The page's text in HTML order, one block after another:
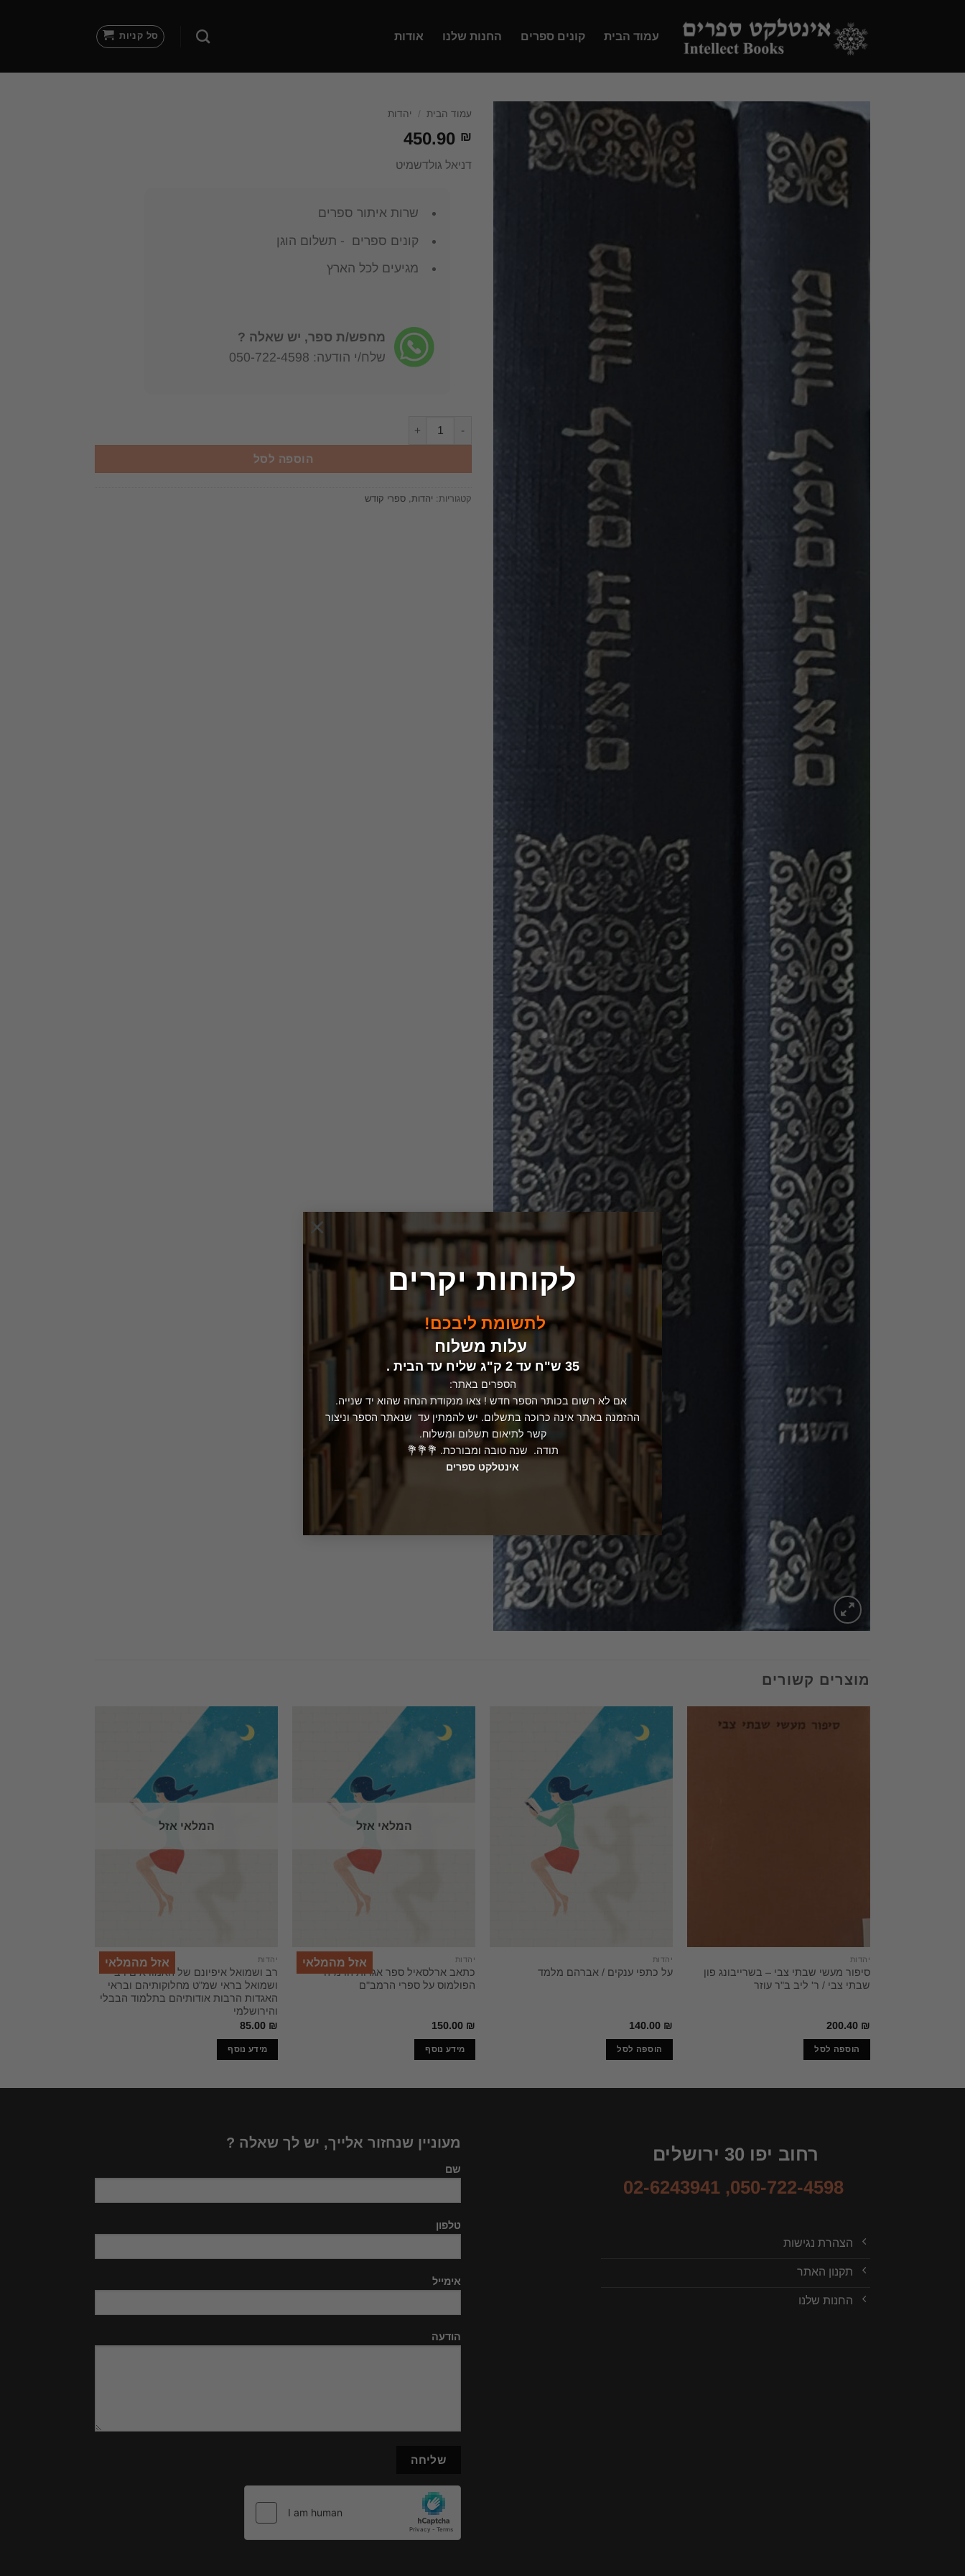
לקוחות יקרים
לתשומת ליבכם!
עלות משלוח
35 ש"ח עד 2 ק"ג שליח עד הבית .
הספרים באתר:
אם לא רשום בכותר הספר חדש ! צאו מנקודת הנחה שהוא יד שנייה.
ההזמנה באתר אינה כרוכה בתשלום. יש להמתין עד שנאתר הספר וניצור
קשר לתיאום תשלום ומשלוח.
תודה. שנה טובה ומבורכת. 💐💐💐
אינטלקט ספרים
×
עמוד הבית קונים ספרים החנות שלנו אודות סל קניות
עמוד הבית / יהדות
450.90 ₪
דניאל גולדשמיט
שרות איתור ספרים
קונים ספרים - תשלום הוגן
מגיעים לכל הארץ
מחפש/ת ספר, יש שאלה ?
שלח/י הודעה: 050-722-4598
הוספה לסל
קטגוריות: יהדות, ספרי קודש
מוצרים קשורים
יהדות
סיפור מעשי שבתי צבי – בשרייבונג פון
שבתי צבי / ר' ליב ב"ר עוזר
200.40 ₪
הוספה לסל
יהדות
על כתפי ענקים / אברהם מלמד
140.00 ₪
הוספה לסל
המלאי אזל
אזל מהמלאי יהדות
כתאב ארלסאיל ספר אגרות הרמ"ה
הפולמוס על ספרי הרמב"ם
150.00 ₪
מידע נוסף
המלאי אזל
אזל מהמלאי יהדות
רב ושמואל איפיונם של האמוראים רב
ושמואל בראי שמ"ט מחלוקותיהם ובראי
האגדות הרבות אודותיהם בתלמוד הבבלי
והירושלמי
85.00 ₪
מידע נוסף
רחוב יפו 30 ירושלים
050-722-4598
,
02-6243941
הצהרת נגישות
תקנון האתר
החנות שלנו
מעוניין שנחזור אלייך, יש לך שאלה ?
שם
טלפון
אימייל
הודעה